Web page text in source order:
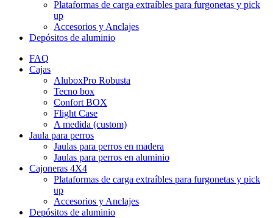
Plataformas de carga extraíbles para furgonetas y pick
up
Accesorios y Anclajes
Depósitos de aluminio
FAQ
Cajas
AluboxPro Robusta
Tecno box
Confort BOX
Flight Case
A medida (custom)
Jaula para perros
Jaulas para perros en madera
Jaulas para perros en aluminio
Cajoneras 4X4
Plataformas de carga extraíbles para furgonetas y pick
up
Accesorios y Anclajes
Depósitos de aluminio